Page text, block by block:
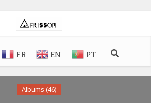
FR EN PT
Albums (46)